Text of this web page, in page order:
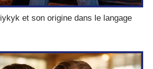
et son origine dans le langage